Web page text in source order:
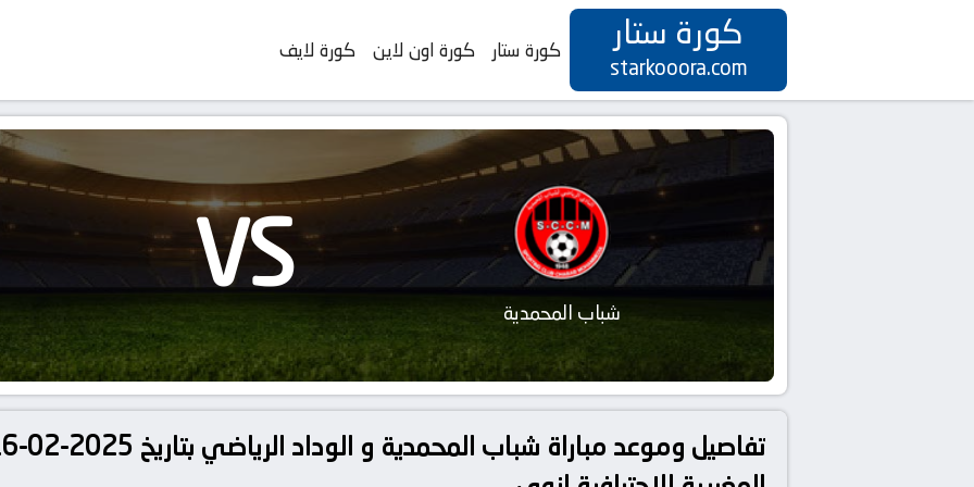
كورة ستار
starkooora.com
كورة ستار كورة اون لاين كورة لايف
شباب المحمدية VS